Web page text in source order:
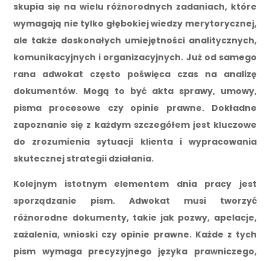
skupia się na wielu różnorodnych zadaniach, które
wymagają nie tylko głębokiej wiedzy merytorycznej,
ale także doskonałych umiejętności analitycznych,
komunikacyjnych i organizacyjnych. Już od samego
rana adwokat często poświęca czas na analizę
dokumentów. Mogą to być akta sprawy, umowy,
pisma procesowe czy opinie prawne. Dokładne
zapoznanie się z każdym szczegółem jest kluczowe
do zrozumienia sytuacji klienta i wypracowania
skutecznej strategii działania.
Kolejnym istotnym elementem dnia pracy jest
sporządzanie pism. Adwokat musi tworzyć
różnorodne dokumenty, takie jak pozwy, apelacje,
zażalenia, wnioski czy opinie prawne. Każde z tych
pism wymaga precyzyjnego języka prawniczego,